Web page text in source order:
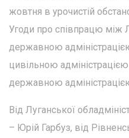
жовтня в урочистій
Угоди про співпрацю між
державною
цивільною
державною
Від Луганської
– Юрій Гарбуз, від